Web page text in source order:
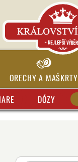
ORECHY A MAŠKRTY
DÓZY